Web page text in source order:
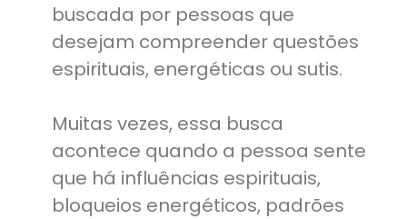
buscada por pessoas que
desejam compreender questões
espirituais, energéticas ou sutis.
Muitas vezes, essa busca
acontece quando a pessoa sente
que há influências espirituais,
bloqueios energéticos, padrões